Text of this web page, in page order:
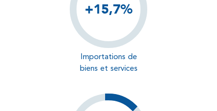
+15,7%
Importations de
biens et services